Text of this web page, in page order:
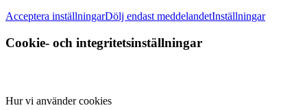
Acceptera inställningarDölj endast meddelandetInställningar
Cookie- och integritetsinställningar
Hur vi använder cookies